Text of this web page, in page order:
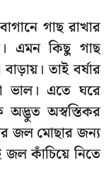
গাছ রাখার
এমন কিছু গাছ
তাই বর্ষার
ভাল। এতে ঘরে
অস্বস্তিকর
জল মোছার জন্য
কাঁচিয়ে নিতে